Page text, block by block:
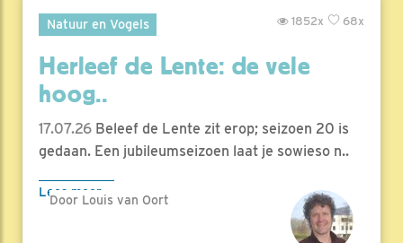
Natuur en Vogels 68x
1852x
Herleef de Lente: de vele
hoog..
17.07.26 Beleef de Lente zit erop; seizoen 20 is
gedaan. Een jubileumseizoen laat je sowieso n..
Lees meer
Door Louis van Oort